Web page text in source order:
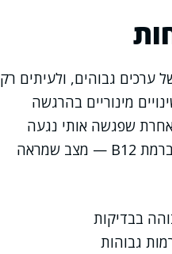
ערכים גבוהים, ולעיתים רק
מינוריים בהרגשה
אחרת שפגשה אותי נגעה
לאנשים אשר לאחר טיפול או שינוי תרופתי חוו ירידה הדרגתית מתונה ברמת B12 — מצב שמראה
גבוהות